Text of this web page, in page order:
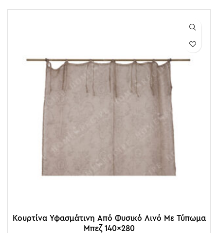
Κουρτίνα Υφασμάτινη Από Φυσικό Λινό Με Τύπωμα
Μπεζ 140×280